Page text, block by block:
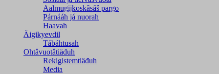
Aalmugijkoskâsâš pargo
Párnááh já nuorah
Haavah
Äigikyevdil
Tábáhtusah
Ohtâvuotâtiäđuh
Rekigistemtiäđuh
Media